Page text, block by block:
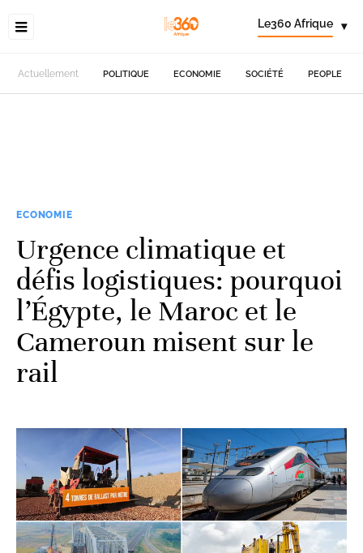
Le360 Afrique ▾
Actuellement POLITIQUE ECONOMIE SOCIÉTÉ PEOPLE
ECONOMIE
Urgence climatique et
défis logistiques: pourquoi
l’Égypte, le Maroc et le
Cameroun misent sur le
rail